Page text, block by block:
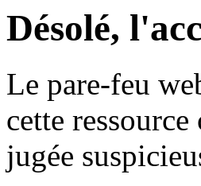
Désolé,
Le pare-feu
cette
jugée